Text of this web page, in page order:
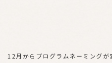
12月からプログラムネーミング